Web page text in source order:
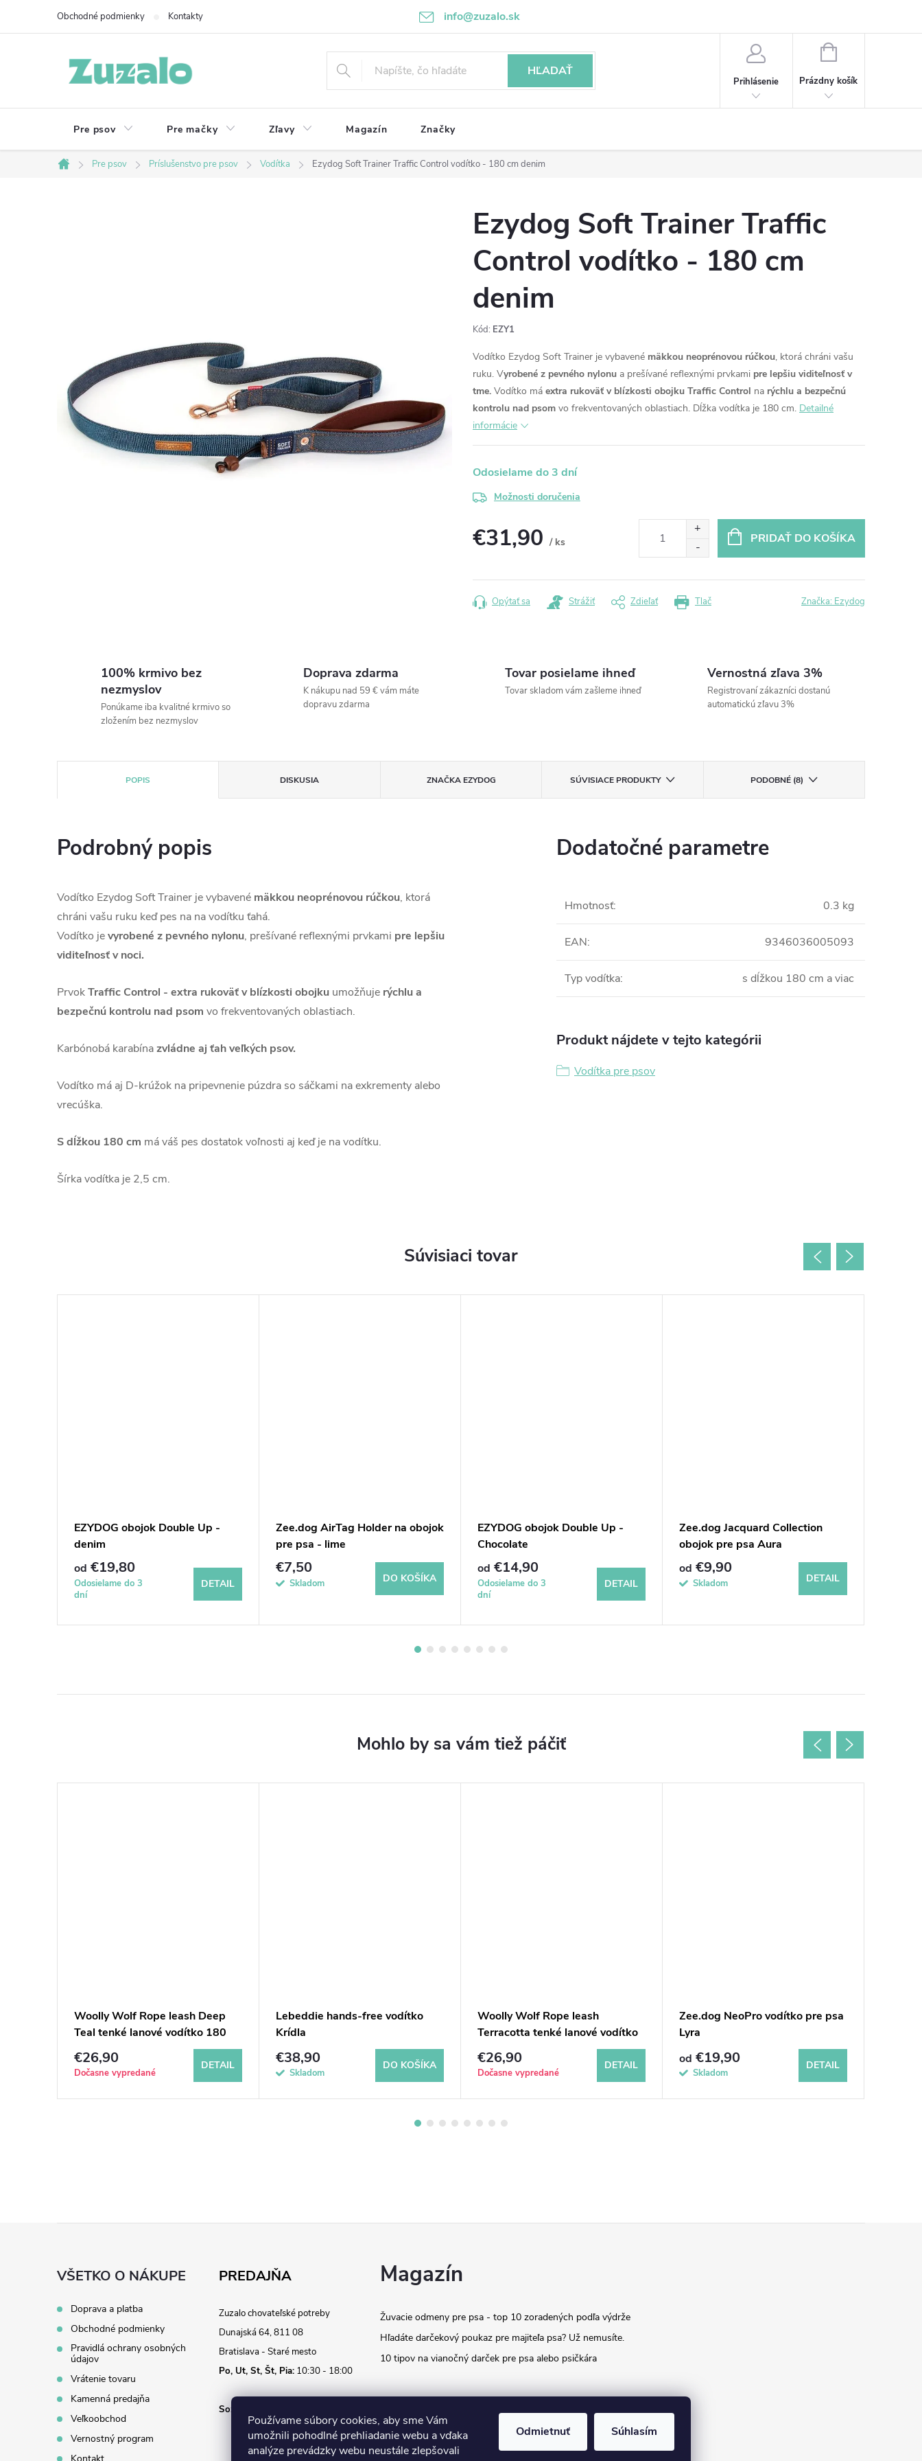
Používame súbory cookies, aby sme Vám
umožnili pohodlné prehliadanie webu a vďaka
analýze prevádzky webu neustále zlepšovali
Odmietnuť Súhlasím
info@zuzalo.sk
Obchodné podmienky Kontakty
HĽADAŤ
Prihlásenie
NÁKUPNÝ
Prázdny košík
Pre psov Pre mačky Zľavy Magazín Značky
Domov
Pre psov Príslušenstvo pre psov Vodítka Ezydog Soft Trainer Traffic Control vodítko - 180 cm denim
Ezydog Soft Trainer Traffic
Control vodítko - 180 cm
denim
Kód: EZY1
Vodítko Ezydog Soft Trainer je vybavené mäkkou neoprénovou rúčkou, ktorá chráni vašu
ruku. Vyrobené z pevného nylonu a prešívané reflexnými prvkami pre lepšiu viditeľnosť v
tme. Vodítko má extra rukoväť v blízkosti obojku Traffic Control na rýchlu a bezpečnú
kontrolu nad psom vo frekventovaných oblastiach. Dĺžka vodítka je 180 cm. Detailné
informácie
Odosielame do 3 dní
Možnosti doručenia
€31,90 / ks
PRIDAŤ DO KOŠÍKA
Tlač
Opýtať sa Strážiť Zdieľať Značka: Ezydog
100% krmivo bez
nezmyslov
Ponúkame iba kvalitné krmivo so
zložením bez nezmyslov
Doprava zdarma
K nákupu nad 59 € vám máte
dopravu zdarma
Tovar posielame ihneď
Tovar skladom vám zašleme ihneď
Vernostná zľava 3%
Registrovaní zákazníci dostanú
automatickú zľavu 3%
POPIS DISKUSIA ZNAČKAEZYDOG SÚVISIACE PRODUKTY PODOBNÉ (8)
Podrobný popis
Vodítko Ezydog Soft Trainer je vybavené mäkkou neoprénovou rúčkou, ktorá
chráni vašu ruku keď pes na na vodítku ťahá.
Vodítko jevyrobené z pevného nylonu, prešívané reflexnými prvkami pre lepšiu
viditeľnosť v noci.
PrvokTraffic Control - extra rukoväť v blízkosti obojku umožňuje rýchlu a
bezpečnú kontrolu nad psom vo frekventovaných oblastiach.
Karbónobá karabínazvládne aj ťah veľkých psov.
Vodítko má aj D-krúžok na pripevnenie púzdra so sáčkami na exkrementy alebo
vrecúška.
S dĺžkou 180 cm má váš pes dostatok voľnosti aj keď je na vodítku.
Šírka vodítka je 2,5 cm.
Dodatočné parametre
Hmotnosť: 0.3 kg
EAN: 9346036005093
Typ vodítka: s dĺžkou 180 cm a viac
Produkt nájdete v tejto kategórii
Vodítka pre psov
Súvisiaci tovar
EZYDOG obojok Double Up -
denim
od €19,80
Odosielame do 3
dní
DETAIL
Zee.dog AirTag Holder na obojok
pre psa - lime
€7,50
Skladom DO KOŠÍKA
EZYDOG obojok Double Up -
Chocolate
od €14,90
Odosielame do 3
dní
DETAIL
Zee.dog Jacquard Collection
obojok pre psa Aura
od €9,90
Skladom DETAIL
Woolly Wolf Rope leash Deep
Teal tenké lanové vodítko 180
cm
€26,90
Dočasne vypredané
DETAIL
Lebeddie hands-free vodítko
Krídla
€38,90
Skladom
DO KOŠÍKA
Woolly Wolf Rope leash
Terracotta tenké lanové vodítko
180 cm
€26,90
Dočasne vypredané
DETAIL
Zee.dog NeoPro vodítko pre psa
Lyra
od €19,90
Skladom
DETAIL
VŠETKO O NÁKUPE
Doprava a platba
Obchodné podmienky
Pravidlá ochrany osobných
údajov
Vrátenie tovaru
Kamenná predajňa
Veľkoobchod
Vernostný program
Kontakt
PREDAJŇA
Zuzalo chovateľské potreby
Dunajská 64, 811 08
Bratislava - Staré mesto
Po, Ut, St, Št, Pia:10:30 - 18:00
So:
Magazín
Žuvacie odmeny pre psa - top 10 zoradených podľa výdrže
Hľadáte darčekový poukaz pre majiteľa psa? Už nemusíte.
10 tipov na vianočný darček pre psa alebo psičkára